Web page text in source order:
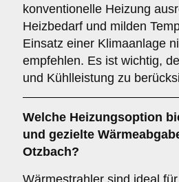
konventionelle Heizung
Heizbedarf und milden
Einsatz einer Klimaanlage
empfehlen. Es ist wichtig,
und Kühlleistung zu
Welche Heizungsoption
und gezielte
Otzbach?
Wärmestrahler sind ideal